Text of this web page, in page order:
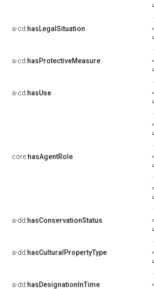
a-cd:hasLegalSituation
a-cd:hasProtectiveMeasure
a-cd:hasUse
core:hasAgentRole
a-dd:hasConservationStatus
a-dd:hasCulturalPropertyType
a-dd:hasDesignationInTime